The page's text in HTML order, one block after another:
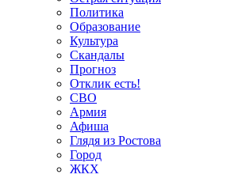
Политика
Образование
Культура
Скандалы
Прогноз
Отклик есть!
СВО
Армия
Афиша
Глядя из Ростова
Город
ЖКХ